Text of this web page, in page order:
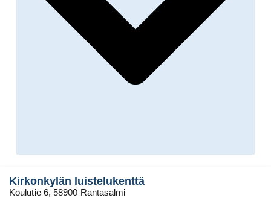
Kirkonkylän luistelukenttä
Koulutie 6, 58900 Rantasalmi